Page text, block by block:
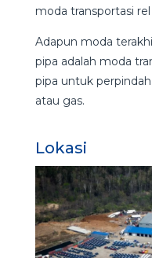
moda transportasi
Adapun moda
pipa adalah moda
pipa untuk
atau gas.
Lokasi